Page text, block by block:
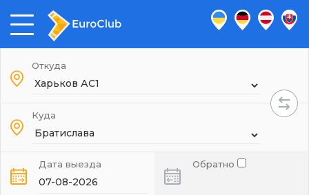
Откуда
Куда
Дата выезда Обратно